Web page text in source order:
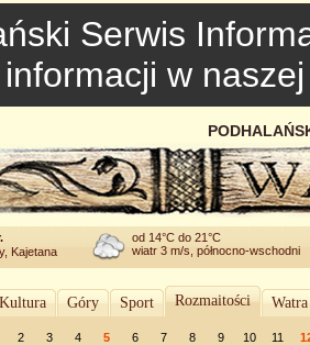
Serwis
w
Kajetana
od 14°C do 21°C
wiatr 3 m/s, północno-wschodni
Kultura Góry Sport Rozmaitości
2 3 4 5 6 7 8 9 10 11